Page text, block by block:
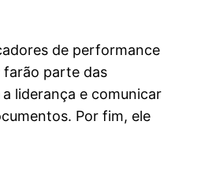
de performance
farão parte das
liderança e comunicar
Por fim, ele